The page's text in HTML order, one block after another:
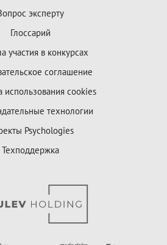
эксперту
Глоссарий
участия в конкурсах
соглашение
использования cookies
технологии
Psychologies
Техподдержка